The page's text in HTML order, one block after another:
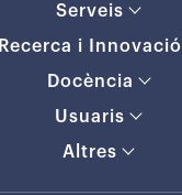
Serveis
Recerca i Innovació
Docència
Usuaris
Altres